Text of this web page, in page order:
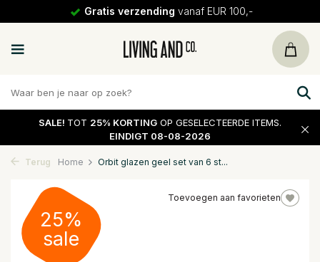
Gratis verzending vanaf EUR 100,-
SALE! TOT 25% KORTING OP GESELECTEERDE ITEMS.
EINDIGT 08-08-2026
Terug Home Orbit glazen geel set van 6 st...
Toevoegen aan favorieten
25%
sale